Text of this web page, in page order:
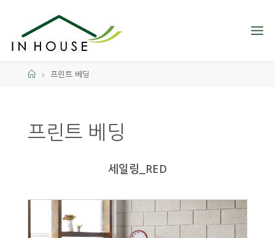
프린트 베딩
프린트 베딩
세일링_RED